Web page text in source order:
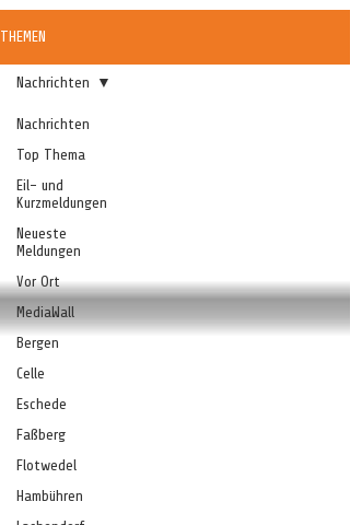
THEMEN
Nachrichten
Top Thema
Eil- und
Kurzmeldungen
Neueste
Meldungen
Vor Ort
MediaWall
Bergen
Celle
Eschede
Faßberg
Flotwedel
Hambühren
Nachrichten